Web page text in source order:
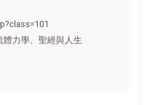
力學、聖經與人生